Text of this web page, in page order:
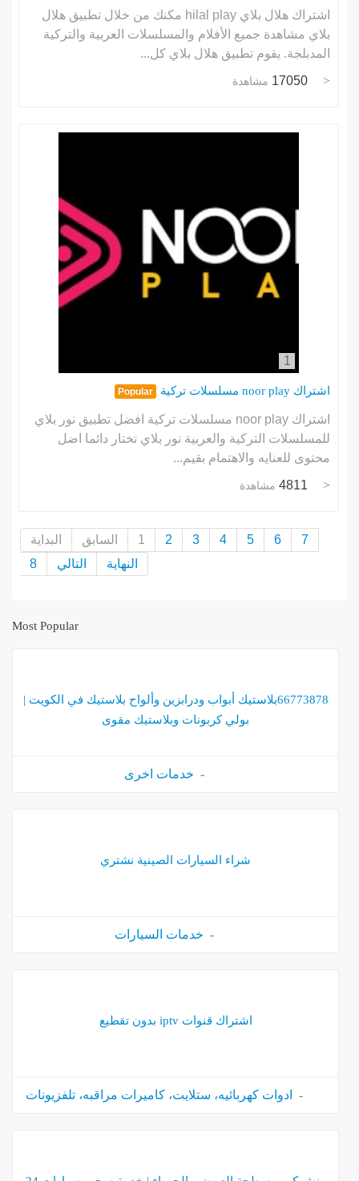
اشتراك هلال بلاي hilal play مكنك من خلال تطبيق هلال
بلاي مشاهدة جميع الأفلام والمسلسلات العربية والتركية
المدبلجة. يقوم تطبيق هلال بلاي كل...
17050 مشاهدة
1
اشتراك noor play مسلسلات تركية Popular
اشتراك noor play مسلسلات تركية افضل تطبيق نور بلاي
للمسلسلات التركية والعربية نور بلاي تختار دائما اضل
محتوى للعنايه والاهتمام بقيم...
4811 مشاهدة
البداية السابق 1 2 3 4 5 6
7
8
التالي النهاية
Most Popular
66773878بلاستيك أبواب ودرابزين وألواح بلاستيك في الكويت |
بولي كربونات وبلاستيك مقوى
خدمات اخرى
شراء السيارات الصينية نشتري
خدمات السيارات
اشتراك قنوات iptv بدون تقطيع
ادوات كهربائيه، ستلايت، كاميرات مراقبه، تلفزيونات